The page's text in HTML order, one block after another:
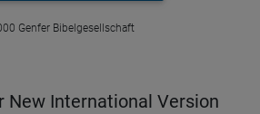
Genfer Bibelgesellschaft
New International Version